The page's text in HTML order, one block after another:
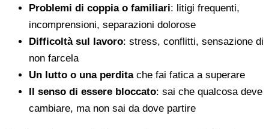
Problemi di coppia o familiari: litigi frequenti,
incomprensioni, separazioni dolorose
Difficoltà sul lavoro: stress, conflitti, sensazione di
non farcela
Un lutto o una perditache fai fatica a superare
Il senso di essere bloccato: sai che qualcosa deve
cambiare, ma non sai da dove partire